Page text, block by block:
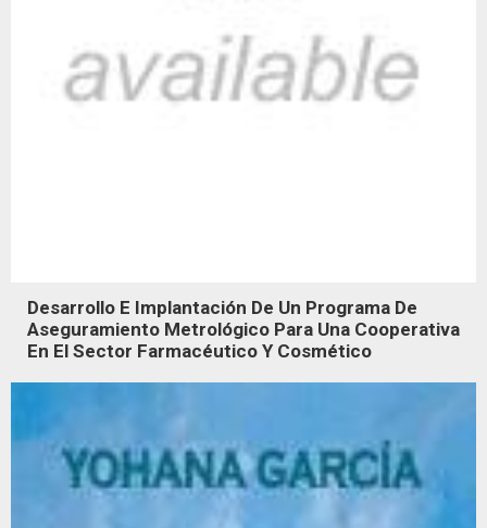
Desarrollo E Implantación De Un Programa De
Aseguramiento Metrológico Para Una Cooperativa
En El Sector Farmacéutico Y Cosmético